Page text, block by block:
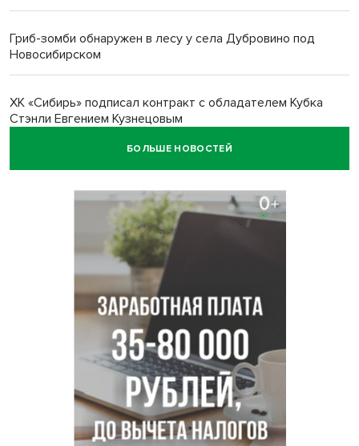
Гриб-зомби обнаружен в лесу у села Дубровино под
Новосибирском
ХК «Сибирь» подписал контракт с обладателем Кубка
Стэнли Евгением Кузнецовым
Отправил инвалида на СВО и получил его «посмертные»
Андрей Травников поздравил новосибирцев с
юбилейным Днем строителя
Ученики новосибирского лицея победили в
Международной олимпиаде по ИИ
Остановку электричек о.п. Радуга Сибири начали строить
БОЛЬШЕ НОВОСТЕЙ